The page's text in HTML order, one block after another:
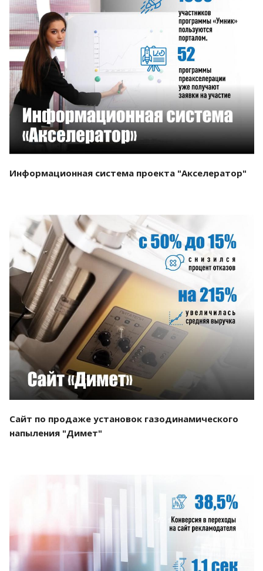
Смотреть проект
Информационная система проекта "Акселератор"
Смотреть проект
Сайт по продаже установок газодинамического
напыления "Димет"